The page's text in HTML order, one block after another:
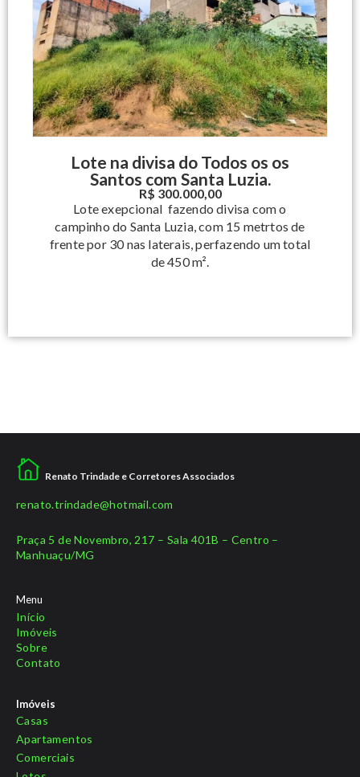
Lote na divisa do Todos os os
Santos com Santa Luzia.
R$ 300.000,00
Lote exepcional fazendo divisa com o
campinho do Santa Luzia, com 15 metrtos de
frente por 30 nas laterais, perfazendo um total
de 450 m².
Renato Trindade e Corretores Associados
renato.trindade@hotmail.com
Praça 5 de Novembro, 217 – Sala 401B – Centro –
Manhuaçu/MG
Menu
Início
Imóveis
Sobre
Contato
Imóveis
Casas
Apartamentos
Comerciais